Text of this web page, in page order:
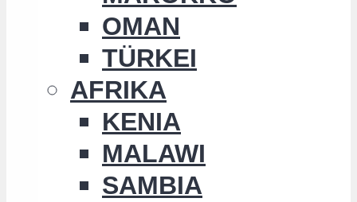
OMAN
TÜRKEI
AFRIKA
KENIA
MALAWI
SAMBIA